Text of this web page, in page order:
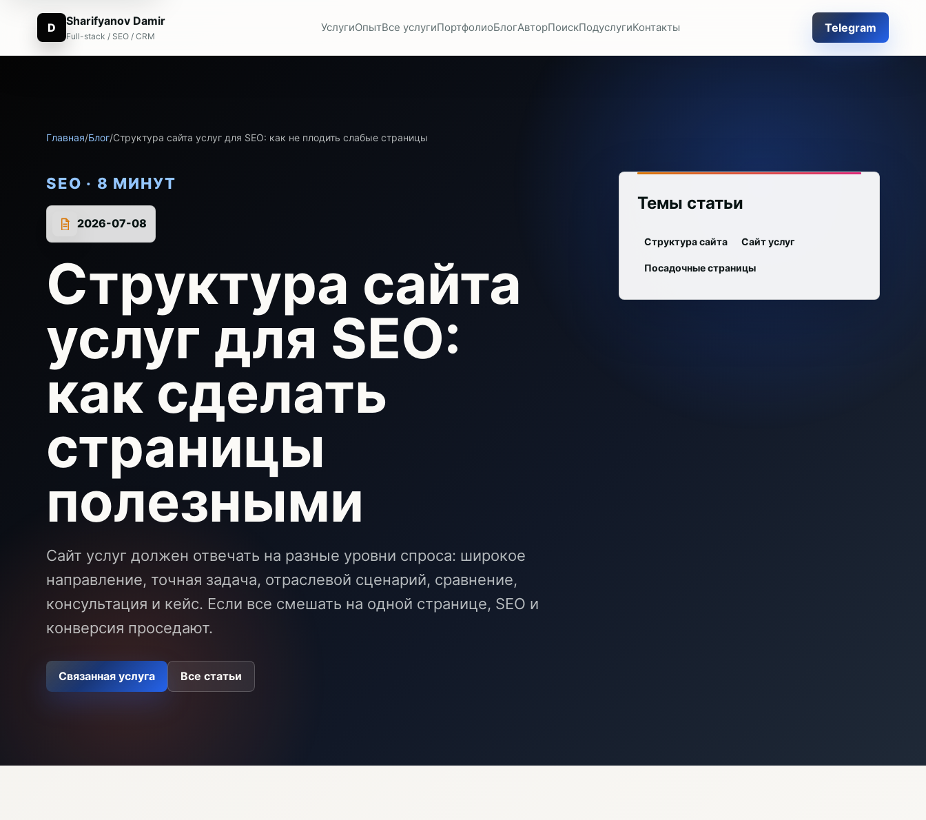
D Sharifyanov Damir
Full-stack / SEO / CRM
УслугиОпытВсе услугиПортфолиоБлогАвторПоискПодуслугиКонтакты Telegram
Главная/Блог/Структура сайта услуг для SEO: как не плодить слабые страницы
SEO · 8 МИНУТ
2026-07-08
Структура сайта
услуг для SEO:
как сделать
страницы
полезными
Сайт услуг должен отвечать на разные уровни спроса: широкое
направление, точная задача, отраслевой сценарий, сравнение,
консультация и кейс. Если все смешать на одной странице, SEO и
конверсия проседают.
Связанная услуга Все статьи
Темы статьи
Структура сайта Сайт услуг
Посадочные страницы